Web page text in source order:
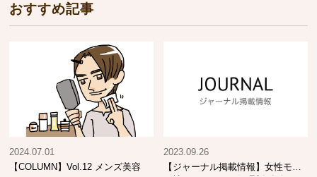
おすすめ記事
【COLUMN】Vol.12 メンズ美容
2024.07.01
【ジャーナル掲載情報】女性モー
2023.09.26